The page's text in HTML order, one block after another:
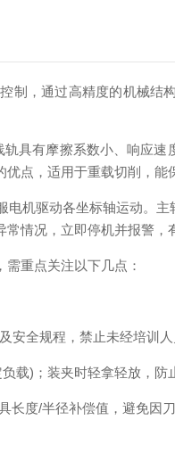
制，通过高精度的机械
有摩擦系数小、响应速
点，适用于重载切削，能
驱动各坐标轴运动。
情况，立即停机并报警，
重点关注以下几点：
全规程，禁止未经培训人
)；装夹时轻拿轻放，防
度/半径补偿值，避免因刀